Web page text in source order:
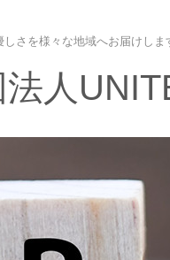
さを様々な地域へお届けしま
人